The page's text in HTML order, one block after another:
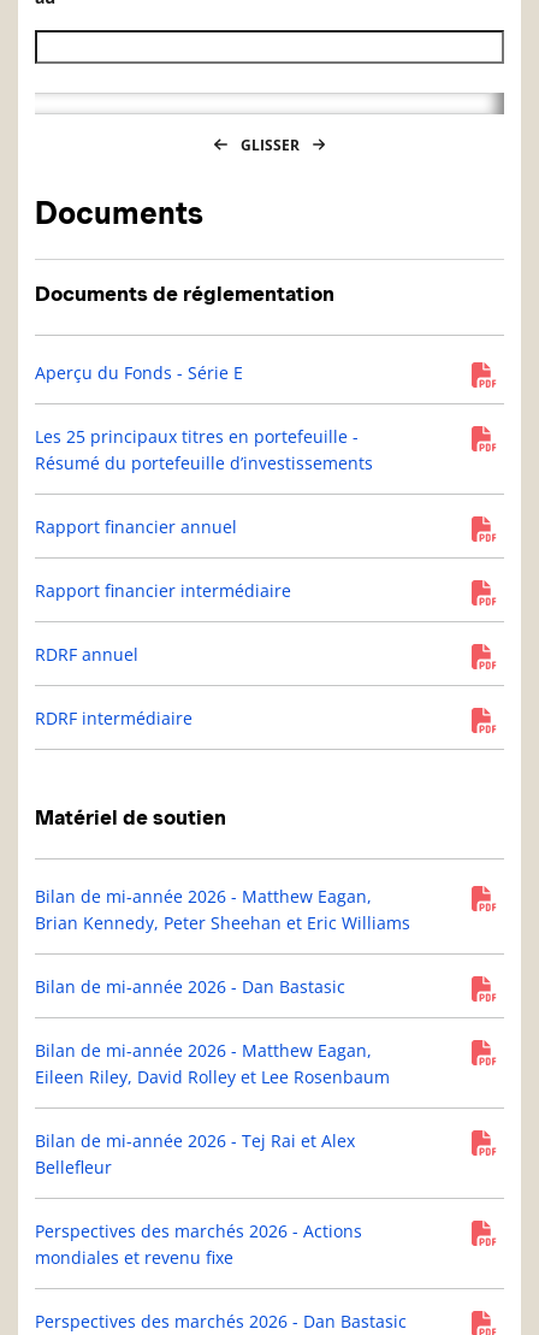
Date de fin de l’historique des VL
GLISSER
Documents
Documents de réglementation
Aperçu du Fonds - Série E
Les 25 principaux titres en portefeuille -
Résumé du portefeuille d’investissements
Rapport financier annuel
Rapport financier intermédiaire
RDRF annuel
RDRF intermédiaire
Matériel de soutien
Bilan de mi-année 2026 - Matthew Eagan,
Brian Kennedy, Peter Sheehan et Eric Williams
Bilan de mi-année 2026 - Dan Bastasic
Bilan de mi-année 2026 - Matthew Eagan,
Eileen Riley, David Rolley et Lee Rosenbaum
Bilan de mi-année 2026 - Tej Rai et Alex
Bellefleur
Perspectives des marchés 2026 - Actions
mondiales et revenu fixe
Perspectives des marchés 2026 - Dan Bastasic